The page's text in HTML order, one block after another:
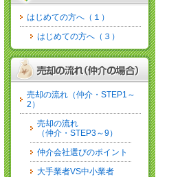
はじめての方へ（１）
はじめての方へ（３）
売却の流れ（仲介・STEP1～
2）
売却の流れ
（仲介・STEP3～9）
仲介会社選びのポイント
大手業者VS中小業者